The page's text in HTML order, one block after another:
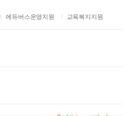
에듀버스운영지원 교육복지지원